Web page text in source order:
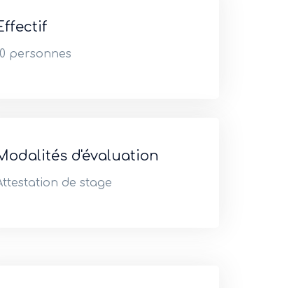
personnes
d'évaluation
de stage